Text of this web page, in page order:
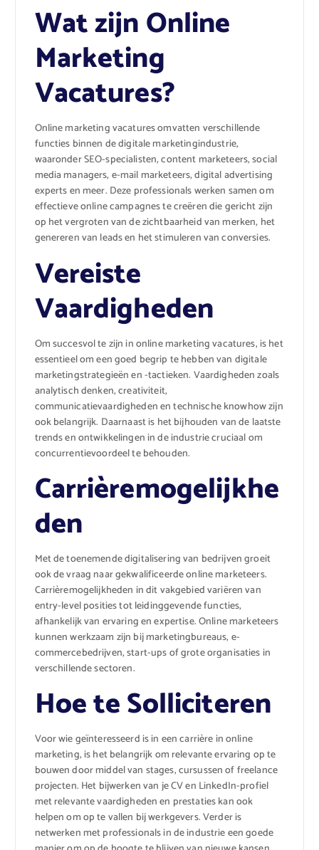
Wat zijn Online
Marketing
Vacatures?
Online marketing vacatures omvatten verschillende
functies binnen de digitale marketingindustrie,
waaronder SEO-specialisten, content marketeers, social
media managers, e-mail marketeers, digital advertising
experts en meer. Deze professionals werken samen om
effectieve online campagnes te creëren die gericht zijn
op het vergroten van de zichtbaarheid van merken, het
genereren van leads en het stimuleren van conversies.
Vereiste
Vaardigheden
Om succesvol te zijn in online marketing vacatures, is het
essentieel om een goed begrip te hebben van digitale
marketingstrategieën en -tactieken. Vaardigheden zoals
analytisch denken, creativiteit,
communicatievaardigheden en technische knowhow zijn
ook belangrijk. Daarnaast is het bijhouden van de laatste
trends en ontwikkelingen in de industrie cruciaal om
concurrentievoordeel te behouden.
Carrièremogelijkhe
den
Met de toenemende digitalisering van bedrijven groeit
ook de vraag naar gekwalificeerde online marketeers.
Carrièremogelijkheden in dit vakgebied variëren van
entry-level posities tot leidinggevende functies,
afhankelijk van ervaring en expertise. Online marketeers
kunnen werkzaam zijn bij marketingbureaus, e-
commercebedrijven, start-ups of grote organisaties in
verschillende sectoren.
Hoe te Solliciteren
Voor wie geïnteresseerd is in een carrière in online
marketing, is het belangrijk om relevante ervaring op te
bouwen door middel van stages, cursussen of freelance
projecten. Het bijwerken van je CV en LinkedIn-profiel
met relevante vaardigheden en prestaties kan ook
helpen om op te vallen bij werkgevers. Verder is
netwerken met professionals in de industrie een goede